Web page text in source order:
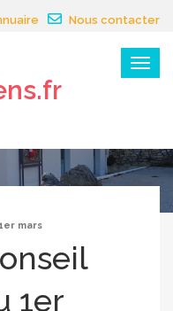
Nous contacter
Menu
×
mars
1er